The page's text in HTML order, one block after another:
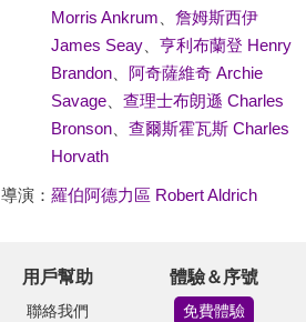
Morris Ankrum
詹姆斯西伊
James Seay、 亨利布蘭登 Henry
Brandon、 阿奇薩維奇 Archie
Savage、 查理士布朗遜 Charles
Bronson、 查爾斯霍瓦斯 Charles
Horvath
導演： 羅伯阿德力區 Robert Aldrich
用戶幫助
聯絡我們
體驗＆序號
免費體驗